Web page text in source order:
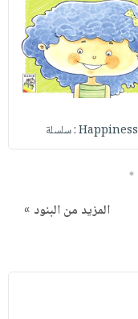
Happiness : سلسلة
5
المزيد من البنود »